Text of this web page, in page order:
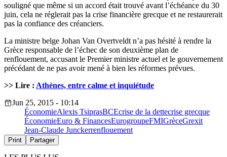
souligné que même si un accord était trouvé avant l’échéance du 30
juin, cela ne réglerait pas la crise financière grecque et ne restaurerait
pas la confiance des créanciers.
La ministre belge Johan Van Overtveldt n’a pas hésité à rendre la
Grèce responsable de l’échec de son deuxième plan de
renflouement, accusant le Premier ministre actuel et le gouvernement
précédant de ne pas avoir mené à bien les réformes prévues.
>> Lire : Athènes, entre calme et inquiétude
Jun 25, 2015 - 10:14
ÉconomieAlexis TsiprasBCEcrise de la dettecrise grecque
ÉconomieEuro & FinancesEurogroupeFMIGrèceGrexit
Jean-Claude Junckerrenflouement
Print Partager